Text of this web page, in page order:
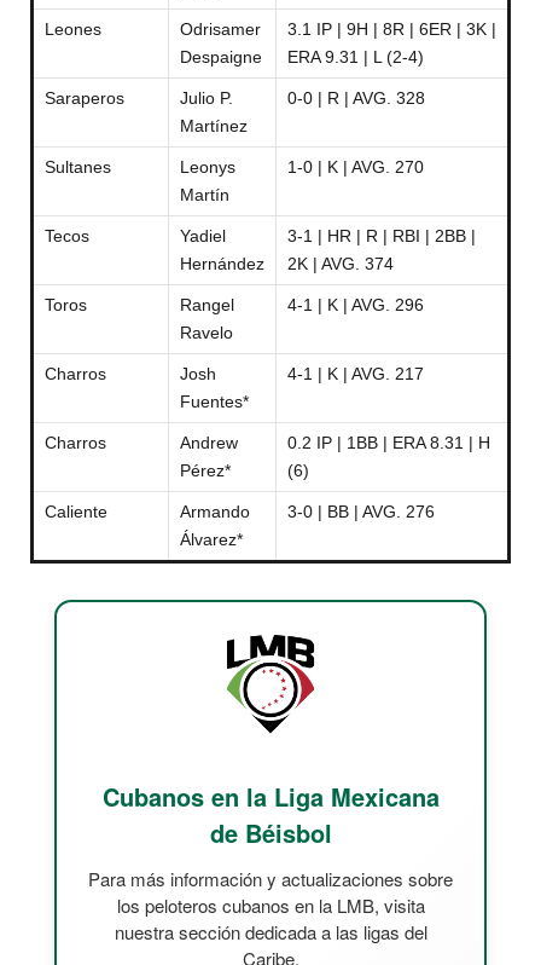
Leones
Odrisamer
Despaigne
3.1 IP | 9H | 8R | 6ER | 3K |
ERA 9.31 | L (2-4)
Saraperos
Julio P.
Martínez
0-0 | R | AVG. 328
Sultanes
Leonys
Martín
1-0 | K | AVG. 270
Tecos
Yadiel
Hernández
3-1 | HR | R | RBI | 2BB |
2K | AVG. 374
Toros
Rangel
Ravelo
4-1 | K | AVG. 296
Charros
Josh
Fuentes*
4-1 | K | AVG. 217
Charros
Andrew
Pérez*
0.2 IP | 1BB | ERA 8.31 | H
(6)
Caliente
Armando
Álvarez*
3-0 | BB | AVG. 276
Cubanos en la Liga Mexicana
de Béisbol
Para más información y actualizaciones sobre
los peloteros cubanos en la LMB, visita
nuestra sección dedicada a las ligas del
Caribe.